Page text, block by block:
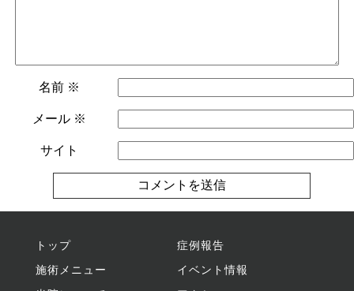
名前 ※
メール ※
サイト
トップ
施術メニュー
症例報告
イベント情報